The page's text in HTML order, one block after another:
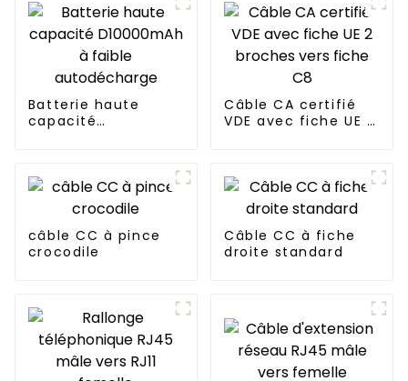
Batterie haute
capacité
Câble CA certifié
VDE avec fiche UE 2
câble CC à pince
crocodile
Câble CC à fiche
droite standard